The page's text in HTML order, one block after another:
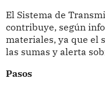
El Sistema de
contribuye, según
materiales, ya que el
las sumas y alerta
Pasos